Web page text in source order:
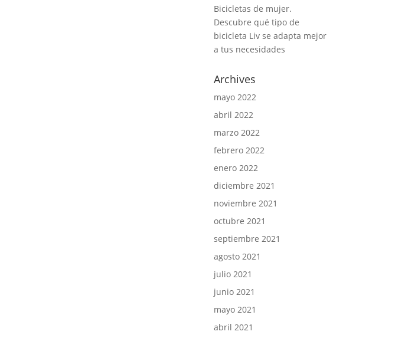
Bicicletas de mujer.
Descubre qué tipo de
bicicleta Liv se adapta mejor
a tus necesidades
Archives
mayo 2022
abril 2022
marzo 2022
febrero 2022
enero 2022
diciembre 2021
noviembre 2021
octubre 2021
septiembre 2021
agosto 2021
julio 2021
junio 2021
mayo 2021
abril 2021